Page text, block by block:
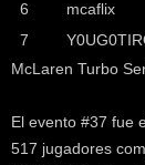
6
mcaflix
7
McLaren Turbo
El evento #37 fue
517 jugadores